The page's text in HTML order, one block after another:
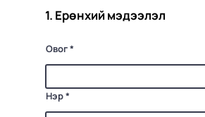
1. Ерөнхий мэдээлэл
Овог
Нэр